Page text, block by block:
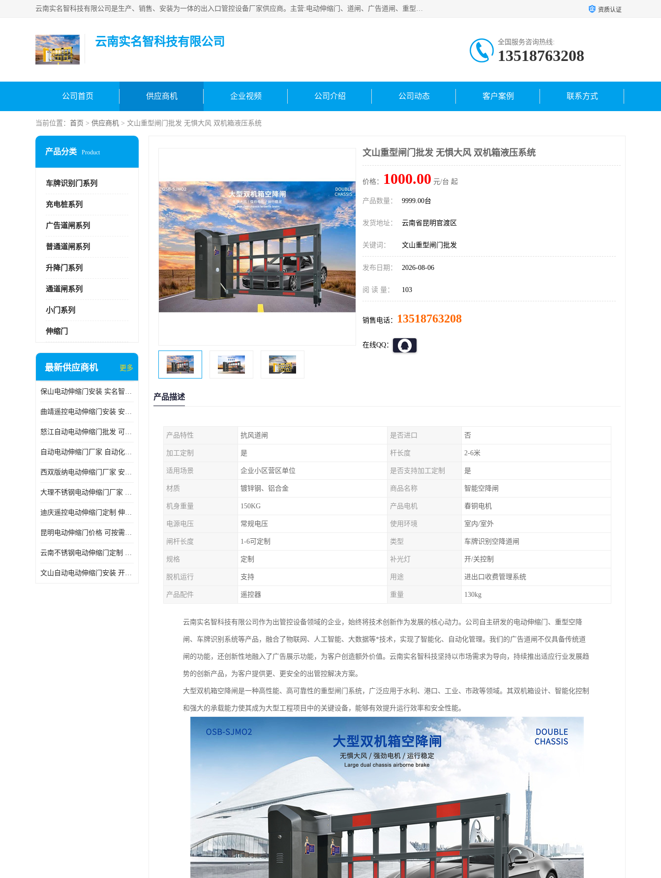
云南实名智科技有限公司是生产、销售、安装为一体的出入口管控设备厂家供应商。主营:电动伸缩门、道闸、广告道闸、重型空降闸、车牌识别、门禁通道、升降柱、岗亭、旗杆等智能设备。主营产品: 电动伸缩门,道闸门禁,车牌识别 生产、销售、安装为一体的出入口管控设备厂家源头供应商。 资质认证
云南实名智科技有限公司 全国服务咨询热线:
13518763208
公司首页 供应商机 企业视频 公司介绍 公司动态 客户案例 联系方式
当前位置： 首页 > 供应商机 > 文山重型闸门批发 无惧大风 双机箱液压系统
产品分类 Product
车牌识别门系列
充电桩系列
广告道闸系列
普通道闸系列
升降门系列
通道闸系列
小门系列
伸缩门
最新供应商机 更多
保山电动伸缩门安装 实名智科技 安全性高
曲靖遥控电动伸缩门安装 安全性高
怒江自动电动伸缩门批发 可按需定制
自动电动伸缩门厂家 自动化操作
西双版纳电动伸缩门厂家 安全性高
大理不锈钢电动伸缩门厂家 适合狭窄通道
迪庆遥控电动伸缩门定制 伸缩结构设计
昆明电动伸缩门价格 可按需定制
云南不锈钢电动伸缩门定制 自动化操作
文山自动电动伸缩门安装 开启后占用空间小
文山重型闸门批发 无惧大风 双机箱液压系统
价格： 1000.00 元/台 起
产品数量： 9999.00台
发货地址： 云南省昆明官渡区
关键词： 文山重型闸门批发
发布日期： 2026-08-06
阅 读 量： 103
销售电话： 13518763208
在线QQ：
产品描述
产品特性 抗风道闸 是否进口 否
加工定制 是 杆长度 2-6米
适用场景 企业小区营区单位 是否支持加工定制 是
材质 镀锌钢、铝合金 商品名称 智能空降闸
机身重量 150KG 产品电机 春铜电机
电源电压 常规电压 使用环境 室内/室外
闸杆长度 1-6可定制 类型 车牌识别空降道闸
规格 定制 补光灯 开/关控制
脱机运行 支持 用途 进出口收费管理系统
产品配件 遥控器 重量 130kg
云南实名智科技有限公司作为出管控设备领域的企业，始终将技术创新作为发展的核心动力。公司自主研发的电动伸缩门、重型空降
闸、车牌识别系统等产品，融合了物联网、人工智能、大数据等*技术，实现了智能化、自动化管理。我们的广告道闸不仅具备传统道
闸的功能，还创新性地融入了广告展示功能，为客户创造额外价值。云南实名智科技坚持以市场需求为导向，持续推出适应行业发展趋
势的创新产品，为客户提供更、更安全的出管控解决方案。
大型双机箱空降闸是一种高性能、高可靠性的重型闸门系统，广泛应用于水利、港口、工业、市政等领域。其双机箱设计、智能化控制
和强大的承载能力使其成为大型工程项目中的关键设备，能够有效提升运行效率和安全性能。